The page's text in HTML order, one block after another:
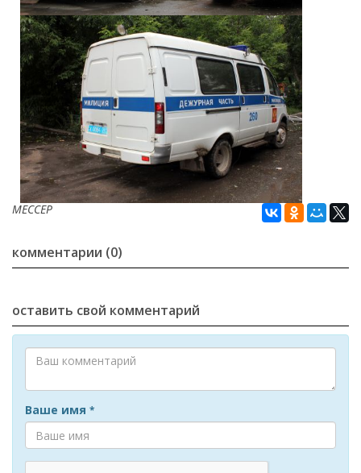
МЕССЕР
комментарии (0)
оставить свой комментарий
Ваше имя *